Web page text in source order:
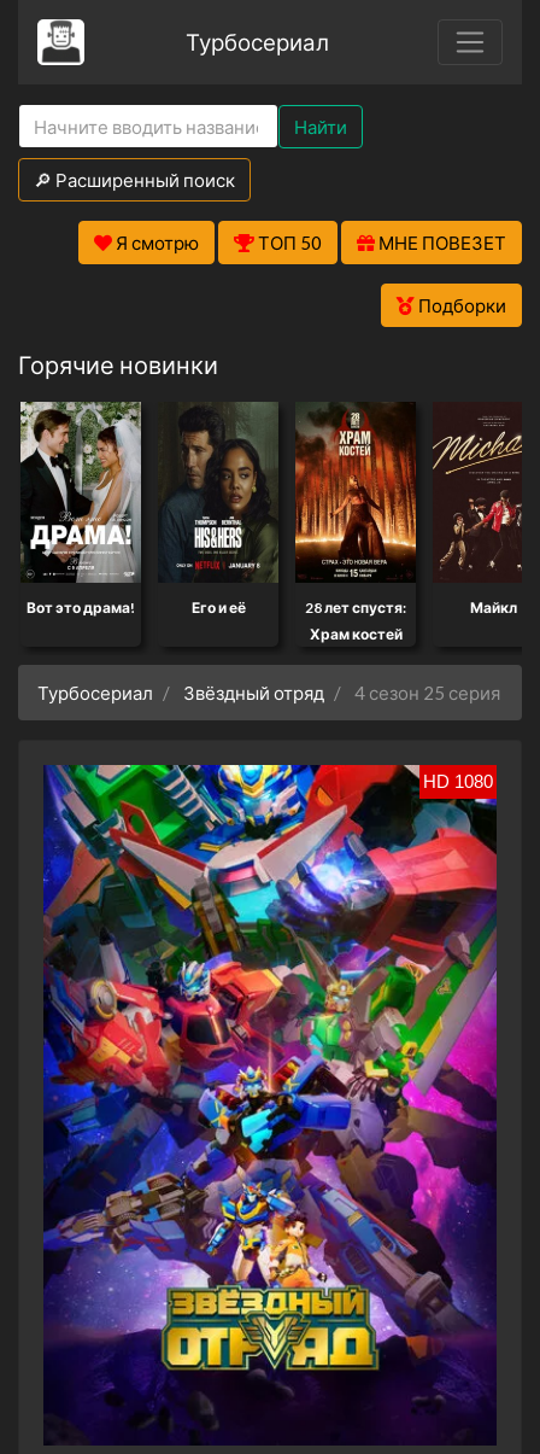
Турбосериал
Найти
🔎 Расширенный поиск
Я смотрю ТОП 50 МНЕ ПОВЕЗЕТ
Подборки
Горячие новинки
Вот это драма! Его и её
28 лет спустя:
Храм костей
Майкл
Турбосериал Звёздный отряд 4 сезон 25 серия
HD 1080